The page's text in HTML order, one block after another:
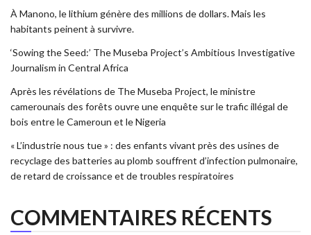
À Manono, le lithium génère des millions de dollars. Mais les
habitants peinent à survivre.
‘Sowing the Seed:’ The Museba Project’s Ambitious Investigative
Journalism in Central Africa
Après les révélations de The Museba Project, le ministre
camerounais des forêts ouvre une enquête sur le trafic illégal de
bois entre le Cameroun et le Nigeria
« L’industrie nous tue » : des enfants vivant près des usines de
recyclage des batteries au plomb souffrent d’infection pulmonaire,
de retard de croissance et de troubles respiratoires
COMMENTAIRES RÉCENTS